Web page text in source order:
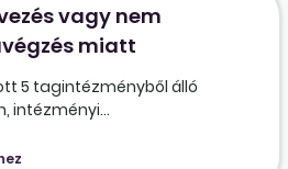
vagy nem
miatt
5 tagintézményből álló
intézményi...